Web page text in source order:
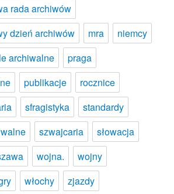
rada archiwów
dzień archiwów
mra
niemcy
archiwalne
praga
publikacje
rocznice
sfragistyka
standardy
szwajcaria
słowacja
wojna.
wojny
włochy zjazdy